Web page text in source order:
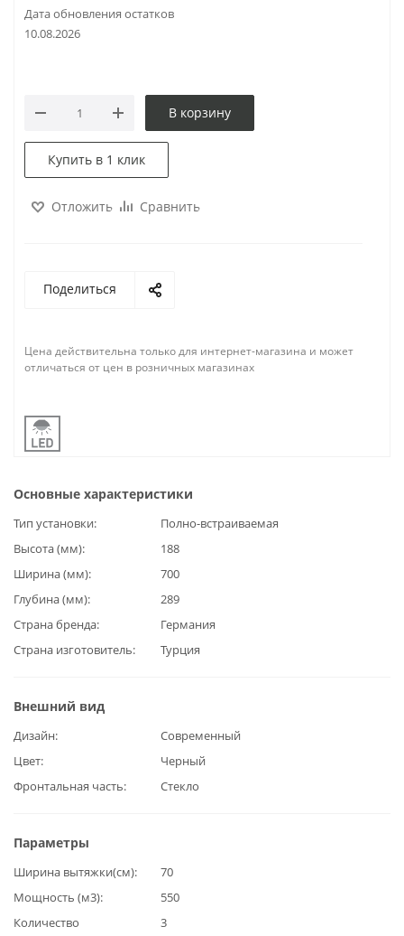
Дата обновления остатков
10.08.2026
В корзину
Купить в 1 клик
Отложить Сравнить
Поделиться
Цена действительна только для интернет-магазина и может
отличаться от цен в розничных магазинах
Основные характеристики
Тип установки
Полно-встраиваемая
Высота (мм)
188
Ширина (мм)
700
Глубина (мм)
289
Страна бренда
Германия
Страна изготовитель
Турция
Внешний вид
Дизайн
Современный
Цвет
Черный
Фронтальная часть
Стекло
Параметры
Ширина вытяжки(см)
70
Мощность (м3)
550
Количество
3